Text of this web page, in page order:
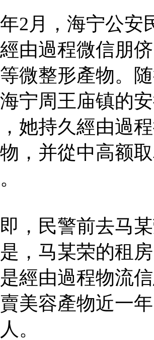
2月，海宁公安
由過程微信朋
微整形產物。
宁周王庙镇的
她持久經由過
，并從中高额
，民警前去马
，马某荣的租
經由過程物流
美容產物近一
。